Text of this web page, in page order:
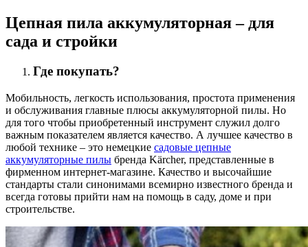
Цепная пила аккумуляторная – для
сада и стройки
Где покупать?
Мобильность, легкость использования, простота применения
и обслуживания главные плюсы аккумуляторной пилы. Но
для того чтобы приобретенный инструмент служил долго
важным показателем является качество. А лучшее качество в
любой технике – это немецкие садовые цепные
аккумуляторные пилы бренда Kärcher, представленные в
фирменном интернет-магазине. Качество и высочайшие
стандарты стали синонимами всемирно известного бренда и
всегда готовы прийти нам на помощь в саду, доме и при
строительстве.